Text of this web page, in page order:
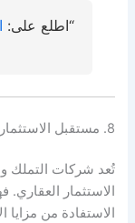
“اطلع على:
8. مستقبل الاستثمار العقاري: أهمية شركات REOCs
تُعد شركات التملك
الاستثمار
الاستفادة من